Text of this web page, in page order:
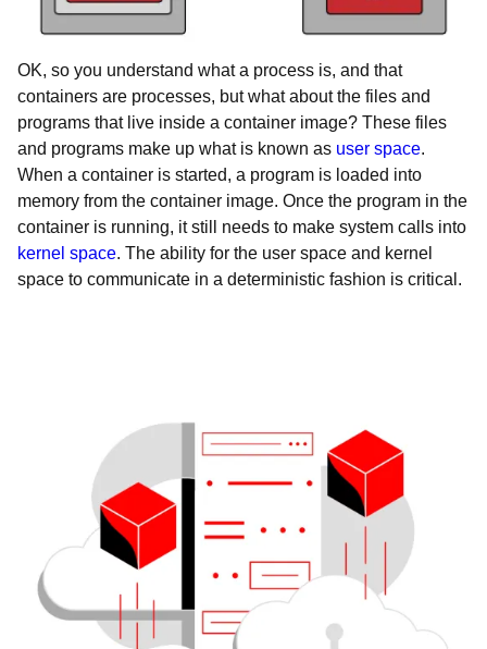
OK, so you understand what a process is, and that
containers are processes, but what about the files and
programs that live inside a container image? These files
and programs make up what is known as user space.
When a container is started, a program is loaded into
memory from the container image. Once the program in the
container is running, it still needs to make system calls into
kernel space. The ability for the user space and kernel
space to communicate in a deterministic fashion is critical.